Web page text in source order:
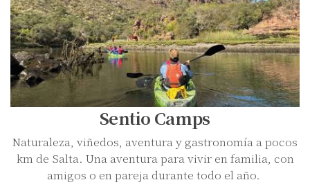
Sentio Camps
Naturaleza, viñedos, aventura y gastronomía a pocos
km de Salta. Una aventura para vivir en familia, con
amigos o en pareja durante todo el año.